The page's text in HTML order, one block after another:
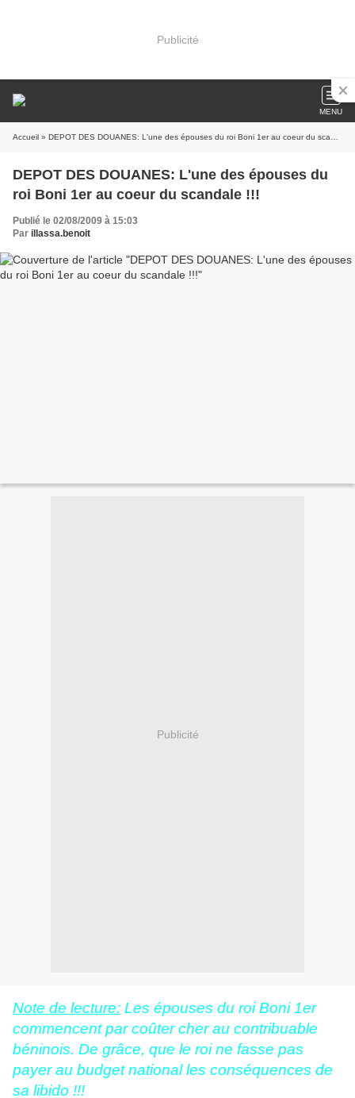
Publicité
MENU
Accueil » DEPOT DES DOUANES: L'une des épouses du roi Boni 1er au coeur du scandale !!!
DEPOT DES DOUANES: L'une des épouses du
roi Boni 1er au coeur du scandale !!!
Publié le 02/08/2009 à 15:03
Par illassa.benoit
Publicité
Note de lecture: Les épouses du roi Boni 1er
commencent par coûter cher au contribuable
béninois. De grâce, que le roi ne fasse pas
payer au budget national les conséquences de
sa libido !!!